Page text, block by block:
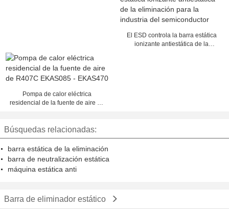
El ESD controla la barra estática
ionizante antiestática de la
Pompa de calor eléctrica
residencial de la fuente de aire de
Búsquedas relacionadas:
barra estática de la eliminación
barra de neutralización estática
máquina estática anti
Barra de eliminador estático